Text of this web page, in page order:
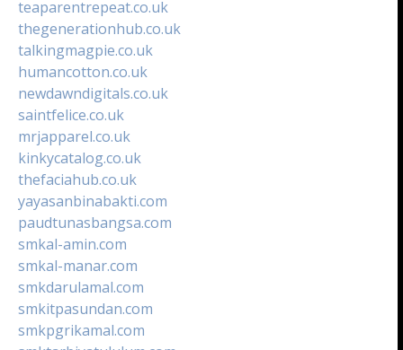
teaparentrepeat.co.uk
thegenerationhub.co.uk
talkingmagpie.co.uk
humancotton.co.uk
newdawndigitals.co.uk
saintfelice.co.uk
mrjapparel.co.uk
kinkycatalog.co.uk
thefaciahub.co.uk
yayasanbinabakti.com
paudtunasbangsa.com
smkal-amin.com
smkal-manar.com
smkdarulamal.com
smkitpasundan.com
smkpgrikamal.com